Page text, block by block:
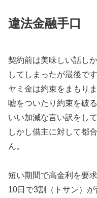
違法金融手口
契約前は美味しい話し
してしまったが最後です
ヤミ金は約束をまもりま
嘘をついたり約束を破
いい加減な言い訳をし
しかし借主に対して都
ん。
短い期間で高金利を要
10日で3割（トサン）